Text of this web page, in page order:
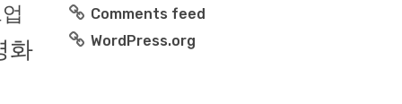
화
Comments feed
WordPress.org